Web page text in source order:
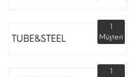
TUBE&STEEL
1
Müşteri
1